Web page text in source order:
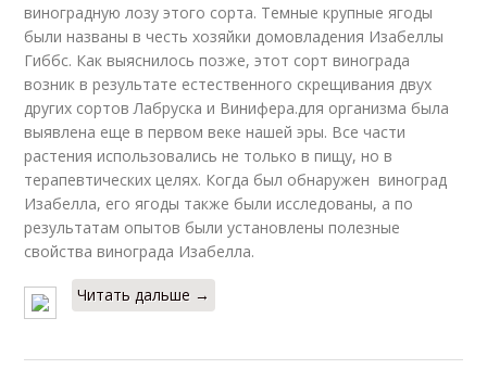
виноградную лозу этого сорта. Темные крупные ягоды
были названы в честь хозяйки домовладения Изабеллы
Гиббс. Как выяснилось позже, этот сорт винограда
возник в результате естественного скрещивания двух
других сортов Лабруска и Винифера.для организма была
выявлена еще в первом веке нашей эры. Все части
растения использовались не только в пищу, но в
терапевтических целях. Когда был обнаружен виноград
Изабелла, его ягоды также были исследованы, а по
результатам опытов были установлены полезные
свойства винограда Изабелла.
Читать дальше →